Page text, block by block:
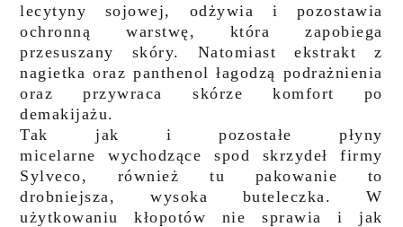
lecytyny sojowej, odżywia i pozostawia
ochronną warstwę, która zapobiega
przesuszany skóry. Natomiast ekstrakt z
nagietka oraz panthenol łagodzą podrażnienia
oraz przywraca skórze komfort po
demakijażu.
Tak jak i pozostałe płyny
micelarne wychodzące spod skrzydeł firmy
Sylveco, również tu pakowanie to
drobniejsza, wysoka buteleczka. W
użytkowaniu kłopotów nie sprawia i jak